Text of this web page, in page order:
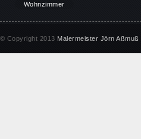
Wohnzimmer
© Copyright 2013 Malermeister Jörn Aßmuß